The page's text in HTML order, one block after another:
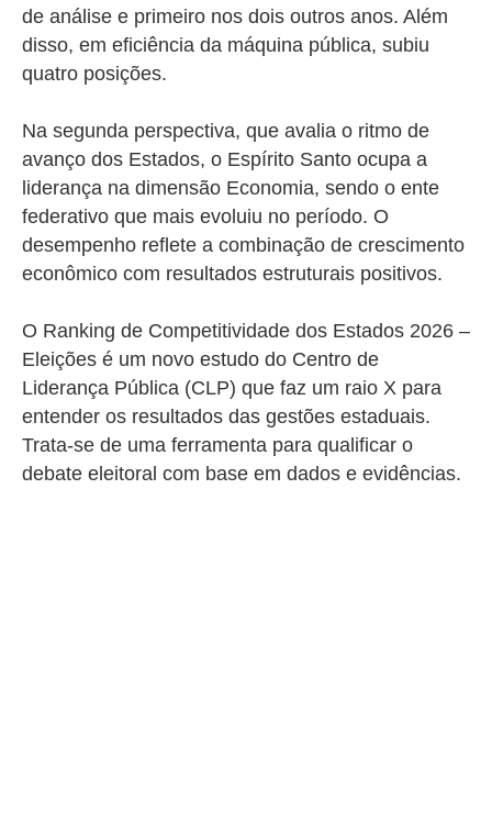
de análise e primeiro nos dois outros anos. Além
disso, em eficiência da máquina pública, subiu
quatro posições.
Na segunda perspectiva, que avalia o ritmo de
avanço dos Estados, o Espírito Santo ocupa a
liderança na dimensão Economia, sendo o ente
federativo que mais evoluiu no período. O
desempenho reflete a combinação de crescimento
econômico com resultados estruturais positivos.
O Ranking de Competitividade dos Estados 2026 –
Eleições é um novo estudo do Centro de
Liderança Pública (CLP) que faz um raio X para
entender os resultados das gestões estaduais.
Trata-se de uma ferramenta para qualificar o
debate eleitoral com base em dados e evidências.